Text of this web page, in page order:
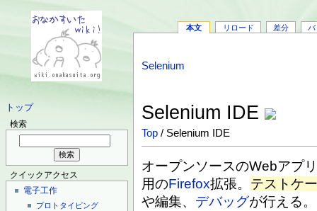
トップ
検索
クイックアクセス
電子工作
プロトタイピング
本文 リロード 差分 バ
Selenium
Selenium IDE
Top / Selenium IDE
オープンソースのWebアプ
用のFirefox拡張。 テストケ
や編集、 デバッグが行える。